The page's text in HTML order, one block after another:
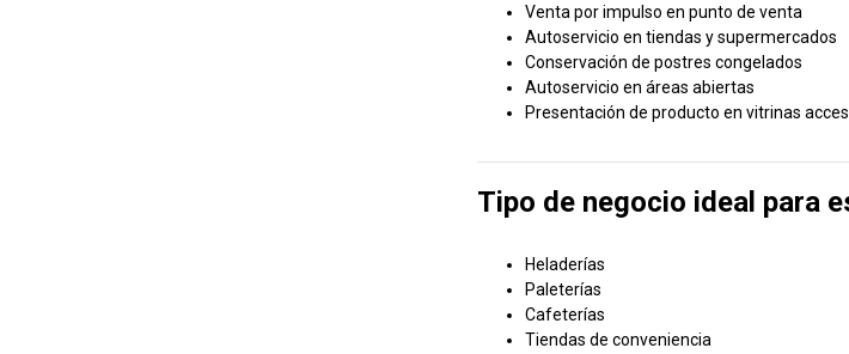
Venta por impulso en punto de venta
Autoservicio en tiendas y supermercados
Conservación de postres congelados
Autoservicio en áreas abiertas
Presentación de producto en vitrinas
Tipo de negocio ideal para
Heladerías
Paleterías
Cafeterías
Tiendas de conveniencia